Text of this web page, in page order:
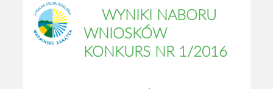
WYNIKI NABORU
WNIOSKÓW
KONKURS NR 1/2016